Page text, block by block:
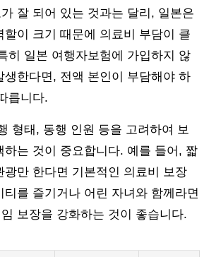
잘 되어 있는 것과는 달리, 일본은
할이 크기 때문에 의료비 부담이 클
히 일본 여행자보험에 가입하지 않
생한다면, 전액 본인이 부담해야 하
릅니다.
형태, 동행 인원 등을 고려하여 보
하는 것이 중요합니다. 예를 들어, 짧
광만 한다면 기본적인 의료비 보장
티를 즐기거나 어린 자녀와 함께라면
보장을 강화하는 것이 좋습니다.